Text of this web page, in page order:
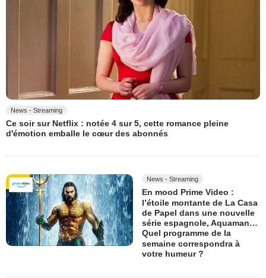
News - Streaming
Ce soir sur Netflix : notée 4 sur 5, cette romance pleine
d'émotion emballe le cœur des abonnés
News - Streaming
En mood Prime Video :
l’étoile montante de La Casa
de Papel dans une nouvelle
série espagnole, Aquaman…
Quel programme de la
semaine correspondra à
votre humeur ?